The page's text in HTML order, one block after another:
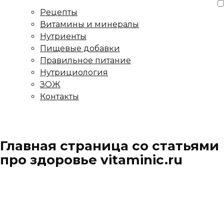
Рецепты
Витамины и минералы
Нутриенты
Пищевые добавки
Правильное питание
Нутрициология
ЗОЖ
Контакты
Главная страница со статьями
про здоровье vitaminic.ru